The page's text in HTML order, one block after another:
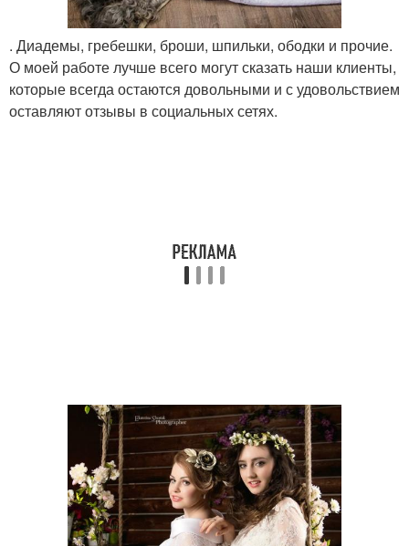
. Диадемы, гребешки, броши, шпильки, ободки и прочие.
О моей работе лучше всего могут сказать наши клиенты,
которые всегда остаются довольными и с удовольствием
оставляют отзывы в социальных сетях.